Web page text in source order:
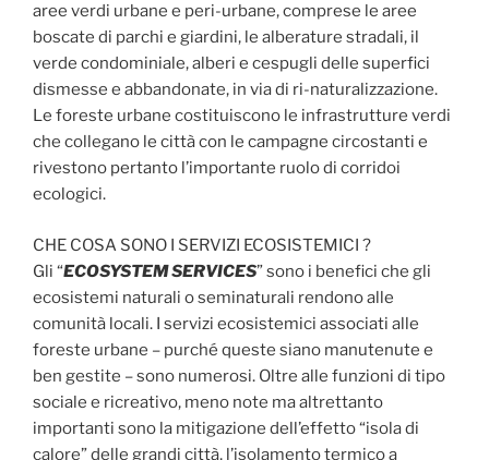
aree verdi urbane e peri-urbane, comprese le aree
boscate di parchi e giardini, le alberature stradali, il
verde condominiale, alberi e cespugli delle superfici
dismesse e abbandonate, in via di ri-naturalizzazione.
Le foreste urbane costituiscono le infrastrutture verdi
che collegano le città con le campagne circostanti e
rivestono pertanto l’importante ruolo di corridoi
ecologici.
CHE COSA SONO I SERVIZI ECOSISTEMICI ?
Gli “ECOSYSTEM SERVICES” sono i benefici che gli
ecosistemi naturali o seminaturali rendono alle
comunità locali. I servizi ecosistemici associati alle
foreste urbane – purché queste siano manutenute e
ben gestite – sono numerosi. Oltre alle funzioni di tipo
sociale e ricreativo, meno note ma altrettanto
importanti sono la mitigazione dell’effetto “isola di
calore” delle grandi città, l’isolamento termico a